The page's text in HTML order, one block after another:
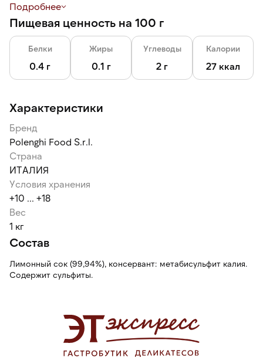
Сок добавляют в напитки и коктейли, заправки для салатов,
соусы и маринады, кремы, выпечку, десерты и вторые
блюда для придания им приятной легкой кислинки.
Большая упаковка позволит долго расходовать продукт.
Подробнее
Пищевая ценность на 100 г
Белки
0.4 г
Жиры
0.1 г
Углеводы
2 г
Калории
27 ккал
Характеристики
Бренд
Polenghi Food S.r.l.
Страна
ИТАЛИЯ
Условия хранения
+10 ... +18
Вес
1 кг
Состав
Лимонный сок (99,94%), консервант: метабисульфит калия.
Содержит сульфиты.